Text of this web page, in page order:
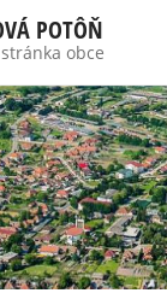
na
obsah
POTÔŇ
obce